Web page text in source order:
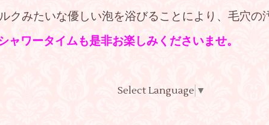
クみたいな優しい泡を浴びることにより、毛穴の
ャワータイムも是非お楽しみくださいませ。
Select Language ▼